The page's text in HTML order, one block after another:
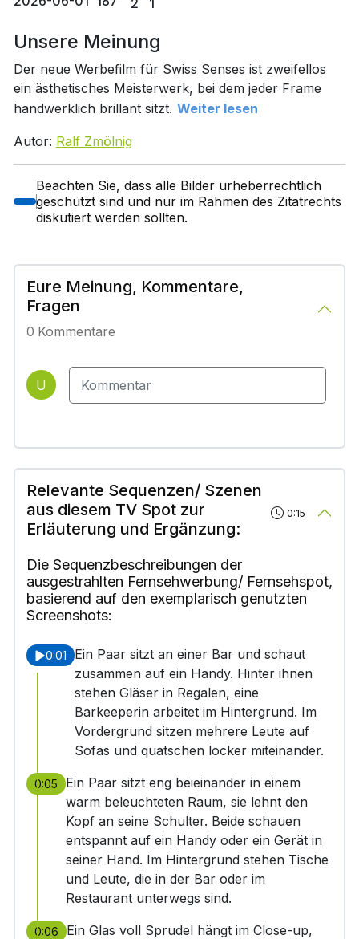
2 1
Unsere Meinung
Der neue Werbefilm für Swiss Senses ist zweifellos
ein ästhetisches Meisterwerk, bei dem jeder Frame
handwerklich brillant sitzt. Weiter lesen
Autor: Ralf Zmölnig
Beachten Sie, dass alle Bilder urheberrechtlich
geschützt sind und nur im Rahmen des Zitatrechts
diskutiert werden sollten.
Eure Meinung, Kommentare,
Fragen
0 Kommentare
U
Relevante Sequenzen/ Szenen
aus diesem TV Spot zur
Erläuterung und Ergänzung:
0:15
Die Sequenzbeschreibungen der
ausgestrahlten Fernsehwerbung/ Fernsehspot,
basierend auf den exemplarisch genutzten
Screenshots:
0:01
Ein Paar sitzt an einer Bar und schaut
zusammen auf ein Handy. Hinter ihnen
stehen Gläser in Regalen, eine
Barkeeperin arbeitet im Hintergrund. Im
Vordergrund sitzen mehrere Leute auf
Sofas und quatschen locker miteinander.
0:05
Ein Paar sitzt eng beieinander in einem
warm beleuchteten Raum, sie lehnt den
Kopf an seine Schulter. Beide schauen
entspannt auf ein Handy oder ein Gerät in
seiner Hand. Im Hintergrund stehen Tische
und Leute, die in der Bar oder im
Restaurant unterwegs sind.
0:06
Ein Glas voll Sprudel hängt im Close-up,